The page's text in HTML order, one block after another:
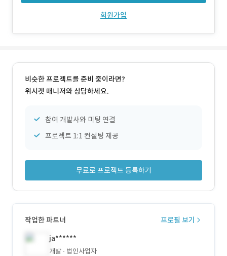
회원가입
비슷한 프로젝트를 준비 중이라면?
위시켓 매니저와 상담하세요.
참여 개발사와 미팅 연결
프로젝트 1:1 컨설팅 제공
무료로 프로젝트 등록하기
작업한 파트너
프로필 보기
ja******
개발 법인사업자